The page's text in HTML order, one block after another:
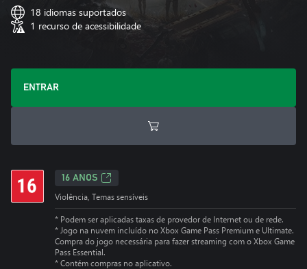
18 idiomas suportados
1 recurso de acessibilidade
ENTRAR
16 ANOS
Violência, Temas sensíveis
* Podem ser aplicadas taxas de provedor de Internet ou de rede.
* Jogo na nuvem incluído no Xbox Game Pass Premium e Ultimate.
Compra do jogo necessária para fazer streaming com o Xbox Game
Pass Essential.
* Contém compras no aplicativo.